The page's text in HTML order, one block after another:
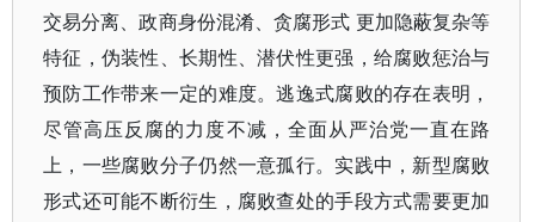
交易分离、政商身份混淆、贪腐形式 更加隐蔽复杂等
特征，伪装性、长期性、潜伏性更强，给腐败惩治与
预防工作带来一定的难度。逃逸式腐败的存在表明，
尽管高压反腐的力度不减，全面从严治党一直在路
上，一些腐败分子仍然一意孤行。实践中，新型腐败
形式还可能不断衍生，腐败查处的手段方式需要更加